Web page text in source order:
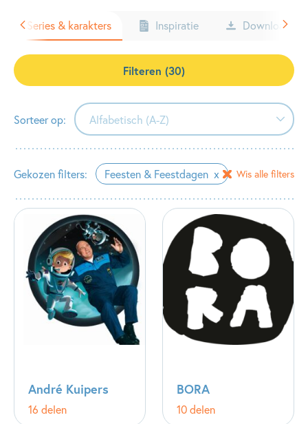
Series & karakters Inspiratie Downloads
Filteren (30)
Sorteer op: Alfabetisch (A-Z)
Alfabetisch (A-Z)
Alfabetisch (Z-A)
Verschijningsdatum
Gekozen filters: Feesten & Feestdagen Wis alle filters
André Kuipers
16 delen
BORA
10 delen